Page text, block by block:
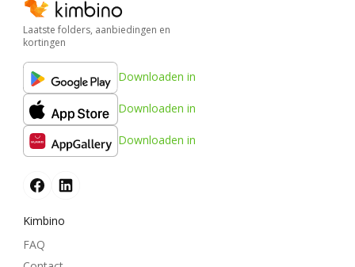
Laatste folders, aanbiedingen en
kortingen
Downloaden in
Downloaden in
Downloaden in
Kimbino
FAQ